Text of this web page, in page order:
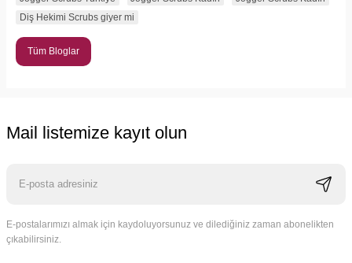
Diş Hekimi Scrubs giyer mi
Tüm Bloglar
Mail listemize kayıt olun
E-postalarımızı almak için kaydoluyorsunuz ve dilediğiniz zaman abonelikten
çıkabilirsiniz.